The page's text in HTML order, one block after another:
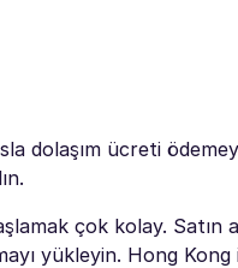
dolaşım ücreti
çok kolay. Satın
yükleyin. Hong